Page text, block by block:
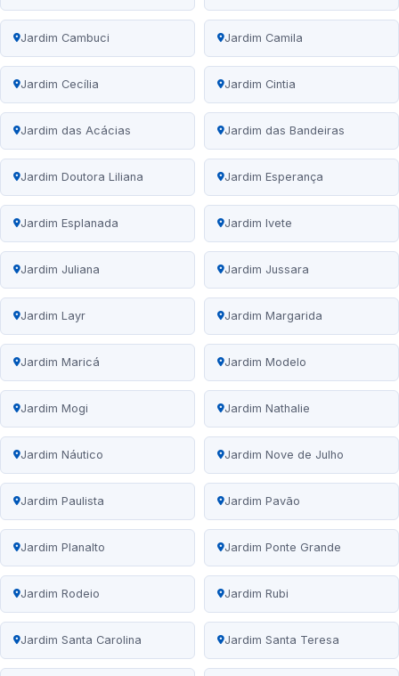
Jardim Cambuci Jardim Camila
Jardim Cecília Jardim Cintia
Jardim das Acácias Jardim das Bandeiras
Jardim Doutora Liliana Jardim Esperança
Jardim Esplanada Jardim Ivete
Jardim Juliana Jardim Jussara
Jardim Layr Jardim Margarida
Jardim Maricá Jardim Modelo
Jardim Mogi Jardim Nathalie
Jardim Náutico Jardim Nove de Julho
Jardim Paulista Jardim Pavão
Jardim Planalto Jardim Ponte Grande
Jardim Rodeio Jardim Rubi
Jardim Santa Carolina Jardim Santa Teresa